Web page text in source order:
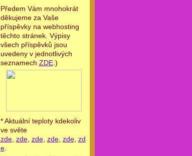
Předem Vám mnohokrát
děkujeme za Vaše
příspěvky na webhosting
těchto stránek. Výpisy
všech příspěvků jsou
uvedeny v jednotlivých
seznamech ZDE.)
* Aktuální teploty kdekoliv
ve světe
zde, zde, zde, zde, zde, zd
e.